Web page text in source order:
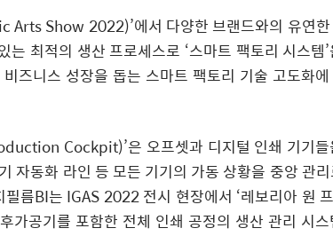
Show 2022)’에서 다양한 브랜드와의 유연
최적의 생산 프로세스로 ‘스마트 팩토리 시스템
즈니스 성장을 돕는 스마트 팩토리 기술 고도화
Cockpit)’은 오프셋과 디지털 인쇄 기기
자동화 라인 등 모든 기기의 가동 상황을 중앙 관
름BI는 IGAS 2022 전시 현장에서 ‘레보리아 원
가공기를 포함한 전체 인쇄 공정의 생산 관리 시